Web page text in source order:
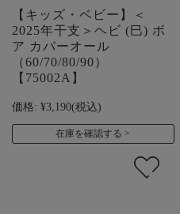
【キッズ・ベビー】＜
2025年干支＞ヘビ (巳) ボ
ア カバーオール
（60/70/80/90）
【75002A】
価格: ¥3,190(税込)
在庫を確認する